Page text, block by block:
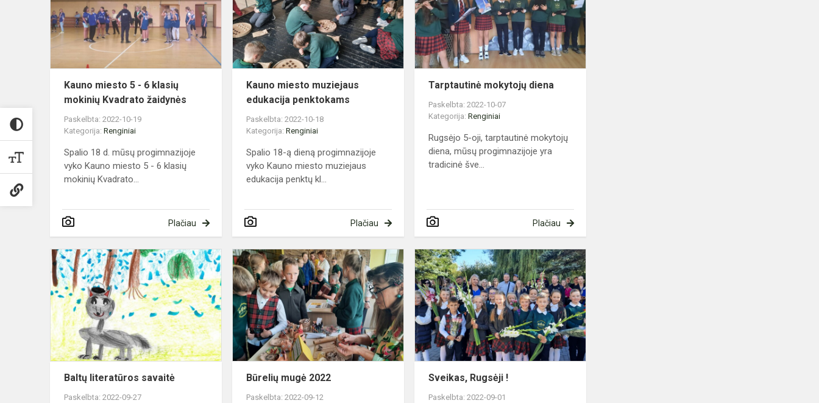
klasių
mokinių
Kvadrato
žaidynės
Kauno miesto 5 - 6 klasių
mokinių Kvadrato žaidynės
Paskelbta: 2022-10-19
Kategorija: Renginiai
Spalio 18 d. mūsų progimnazijoje
vyko Kauno miesto 5 - 6 klasių
mokinių Kvadrato...
Plačiau
edukacija
penktokams
Kauno miesto muziejaus
edukacija penktokams
Paskelbta: 2022-10-18
Kategorija:Renginiai
Spalio 18-ą dieną progimnazijoje
vyko Kauno miesto muziejaus
edukacija penktų kl...
Plačiau
Tarptautinė mokytojų diena
Paskelbta: 2022-10-07
Kategorija:Renginiai
Rugsėjo 5-oji, tarptautinė mokytojų
diena, mūsų progimnazijoje yra
tradicinė šve...
Plačiau
Baltų
literatūros
savaitė
Baltų literatūros savaitė
Paskelbta: 2022-09-27
Būrelių
mugė
2022
Būrelių mugė 2022
Paskelbta: 2022-09-12
Sveikas,
Rugsėji
!
Sveikas, Rugsėji !
Paskelbta: 2022-09-01